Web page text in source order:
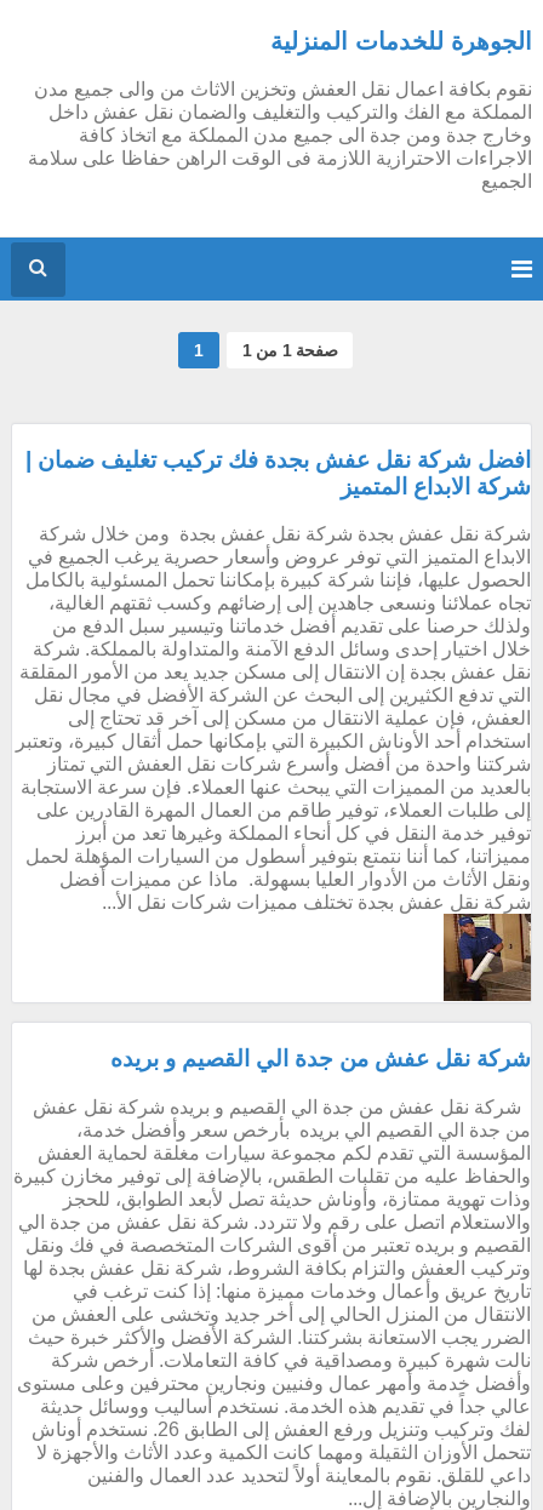
الجوهرة للخدمات المنزلية
نقوم بكافة اعمال نقل العفش وتخزين الاثاث من والى جميع مدن
المملكة مع الفك والتركيب والتغليف والضمان نقل عفش داخل
وخارج جدة ومن جدة الى جميع مدن المملكة مع اتخاذ كافة
الاجراءات الاحترازية اللازمة فى الوقت الراهن حفاظا على سلامة
الجميع
صفحة 1 من 1 1
افضل شركة نقل عفش بجدة فك تركيب تغليف ضمان |
شركة الابداع المتميز
شركة نقل عفش بجدة شركة نقل عفش بجدة ومن خلال شركة
الابداع المتميز التي توفر عروض وأسعار حصرية يرغب الجميع في
الحصول عليها، فإننا شركة كبيرة بإمكاننا تحمل المسئولية بالكامل
تجاه عملائنا ونسعى جاهدين إلى إرضائهم وكسب ثقتهم الغالية،
ولذلك حرصنا على تقديم أفضل خدماتنا وتيسير سبل الدفع من
خلال اختيار إحدى وسائل الدفع الآمنة والمتداولة بالمملكة. شركة
نقل عفش بجدة إن الانتقال إلى مسكن جديد يعد من الأمور المقلقة
التي تدفع الكثيرين إلى البحث عن الشركة الأفضل في مجال نقل
العفش، فإن عملية الانتقال من مسكن إلى آخر قد تحتاج إلى
استخدام أحد الأوناش الكبيرة التي بإمكانها حمل أثقال كبيرة، وتعتبر
شركتنا واحدة من أفضل وأسرع شركات نقل العفش التي تمتاز
بالعديد من المميزات التي يبحث عنها العملاء. فإن سرعة الاستجابة
إلى طلبات العملاء، توفير طاقم من العمال المهرة القادرين على
توفير خدمة النقل في كل أنحاء المملكة وغيرها تعد من أبرز
مميزاتنا، كما أننا نتمتع بتوفير أسطول من السيارات المؤهلة لحمل
ونقل الأثاث من الأدوار العليا بسهولة. ماذا عن مميزات أفضل
شركة نقل عفش بجدة تختلف مميزات شركات نقل الأ...
شركة نقل عفش من جدة الي القصيم و بريده
شركة نقل عفش من جدة الي القصيم و بريده شركة نقل عفش
من جدة الي القصيم الي بريده بأرخص سعر وأفضل خدمة،
المؤسسة التي تقدم لكم مجموعة سيارات مغلقة لحماية العفش
والحفاظ عليه من تقلبات الطقس، بالإضافة إلى توفير مخازن كبيرة
وذات تهوية ممتازة، وأوناش حديثة تصل لأبعد الطوابق، للحجز
والاستعلام اتصل على رقم ولا تتردد. شركة نقل عفش من جدة الي
القصيم و بريده تعتبر من أقوى الشركات المتخصصة في فك ونقل
وتركيب العفش والتزام بكافة الشروط، شركة نقل عفش بجدة لها
تاريخ عريق وأعمال وخدمات مميزة منها: إذا كنت ترغب في
الانتقال من المنزل الحالي إلى أخر جديد وتخشى على العفش من
الضرر يجب الاستعانة بشركتنا. الشركة الأفضل والأكثر خبرة حيث
نالت شهرة كبيرة ومصداقية في كافة التعاملات. أرخص شركة
وأفضل خدمة وأمهر عمال وفنيين ونجارين محترفين وعلى مستوى
عالي جداً في تقديم هذه الخدمة. نستخدم أساليب ووسائل حديثة
لفك وتركيب وتنزيل ورفع العفش إلى الطابق 26. نستخدم أوناش
تتحمل الأوزان الثقيلة ومهما كانت الكمية وعدد الأثاث والأجهزة لا
داعي للقلق. نقوم بالمعاينة أولاً لتحديد عدد العمال والفنين
والنجارين بالإضافة إل...